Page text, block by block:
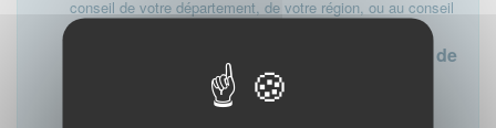
conseil de votre département, de votre région, ou au conseil
national.
Le conseil départemental est l'interlocuteur de
proximité à privilégier.